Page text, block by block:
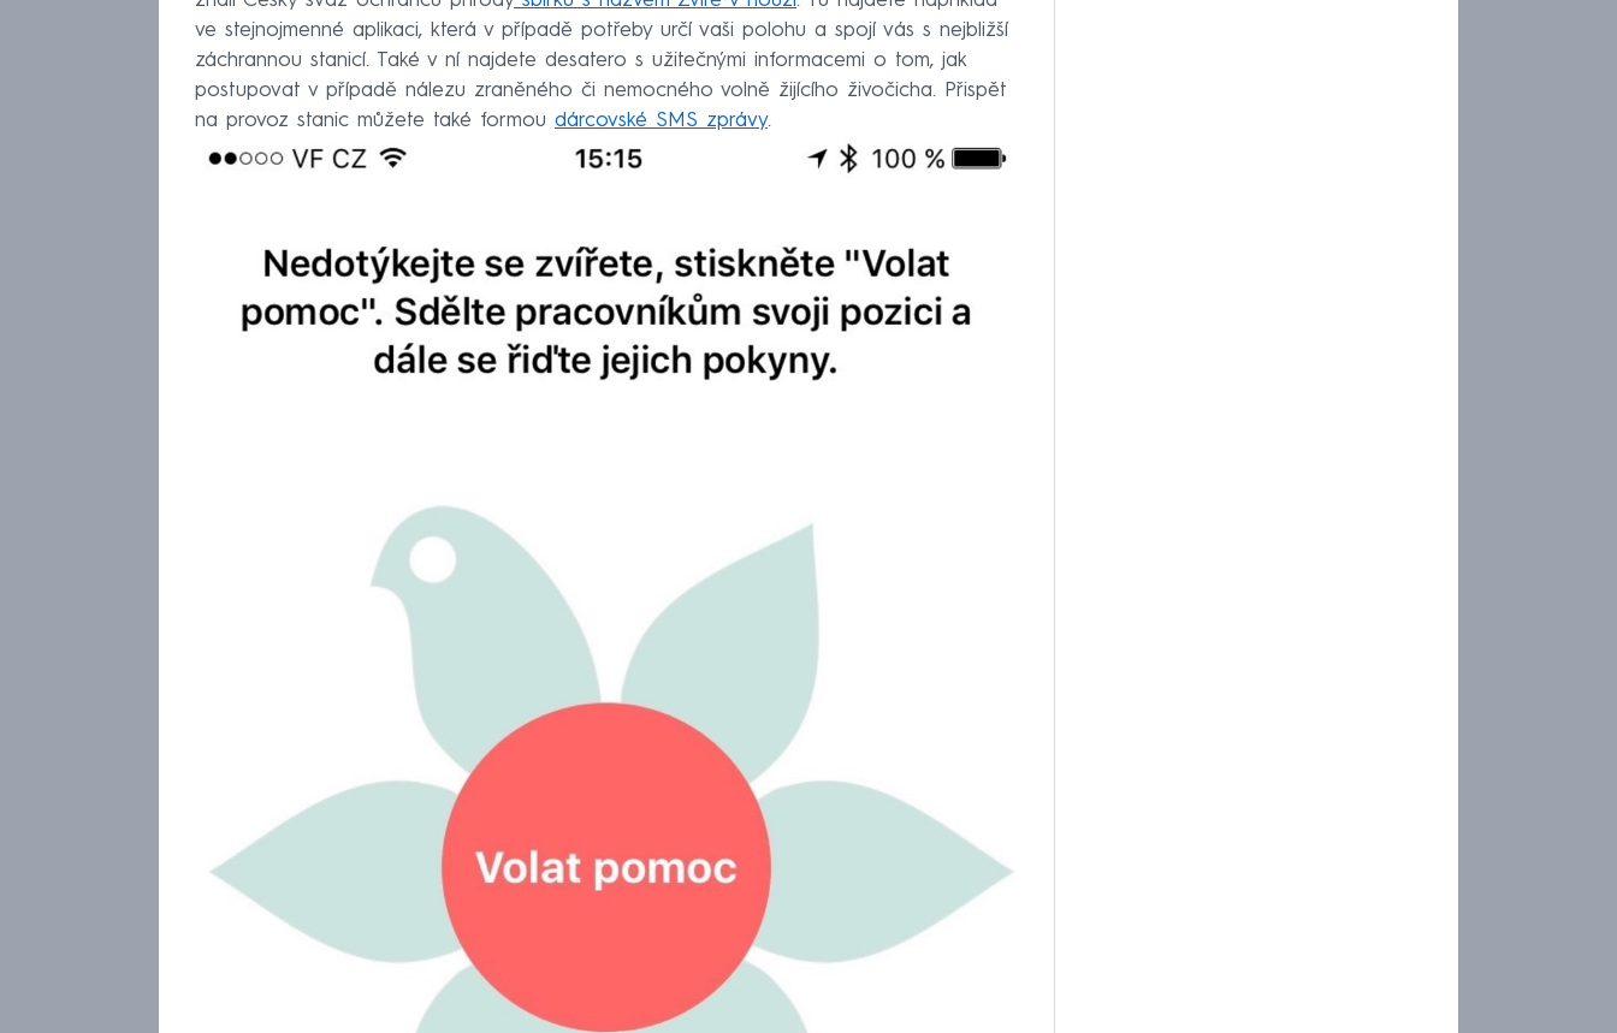
ve stejnojmenné aplikaci, která v případě potřeby určí vaši polohu a spojí vás s nejbližší
záchrannou stanicí. Také v ní najdete desatero s užitečnými informacemi o tom, jak
postupovat v případě nálezu zraněného či nemocného volně žijícího živočicha. Přispět
na provoz stanic můžete také formou dárcovské SMS zprávy.